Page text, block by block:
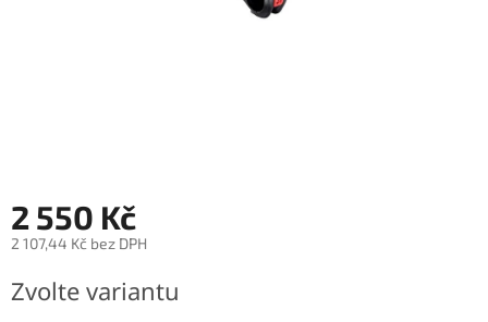
2 550 Kč
2 107,44 Kč bez DPH
cena:
Zvolte variantu